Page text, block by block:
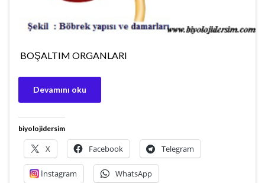
BOŞALTIM ORGANLARI
Devamını oku
biyolojidersim
X Facebook Telegram
İnstagram WhatsApp